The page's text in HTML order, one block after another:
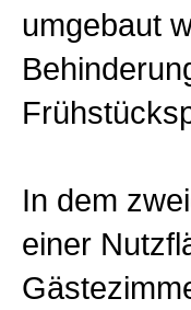
umgebaut
In dem
einer